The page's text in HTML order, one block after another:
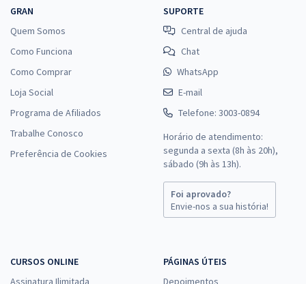
GRAN
Quem Somos
Como Funciona
Como Comprar
Loja Social
Programa de Afiliados
Trabalhe Conosco
Preferência de Cookies
SUPORTE
Central de ajuda
Chat
WhatsApp
E-mail
Telefone: 3003-0894
Horário de atendimento:
segunda a sexta (8h às 20h),
sábado (9h às 13h).
Foi aprovado?
Envie-nos a sua história!
CURSOS ONLINE
Assinatura Ilimitada
PÁGINAS ÚTEIS
Depoimentos